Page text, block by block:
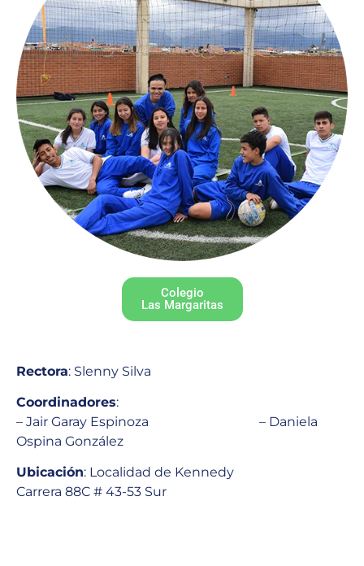
Colegio
Las Margaritas
Rectora: Slenny Silva
Coordinadores:
– Jair Garay Espinoza – Daniela
Ospina González
Ubicación: Localidad de Kennedy
Carrera 88C # 43-53 Sur